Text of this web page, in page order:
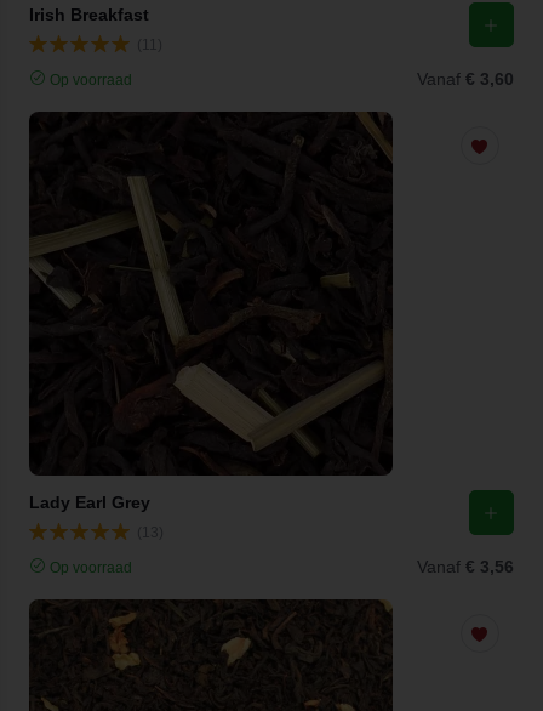
Irish Breakfast
Op voorraad Vanaf € 3,60
Lady Earl Grey
Op voorraad Vanaf € 3,56